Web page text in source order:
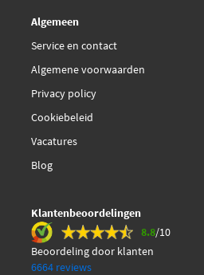
Algemeen
Service en contact
Algemene voorwaarden
Privacy policy
Cookiebeleid
Vacatures
Blog
Klantenbeoordelingen
8.8/10
Beoordeling door klanten
6664 reviews